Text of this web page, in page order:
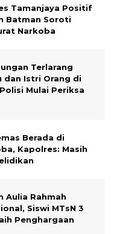
Tamanjaya Positif
Batman Soroti
Narkoba
Terlarang
dan Istri Orang di
Mulai Periksa
Berada di
Kapolres: Masih
Aulia Rahmah
Siswi MTsN 3
Penghargaan